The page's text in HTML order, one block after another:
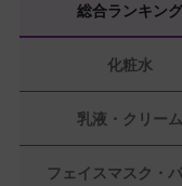
総合ランキン
化粧水
乳液・クリーム
フェイスマスク・